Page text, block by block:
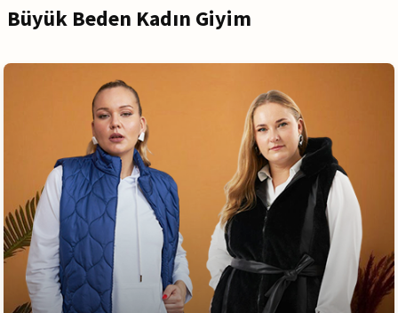
Büyük Beden Kadın Giyim